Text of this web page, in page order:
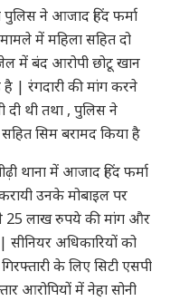
पुलिस ने आजाद हिंद फर्मा
में महिला सहित दो
में बंद आरोपी छोटू खान
| रंगदारी की मांग करने
थी तथा , पुलिस ने
सिम बरामद किया है
थाना में आजाद हिंद फर्मा
उनके मोबाइल पर
25 लाख रुपये की मांग और
अधिकारियों को
के लिए सिटी एसपी
आरोपियों में नेहा सोनी